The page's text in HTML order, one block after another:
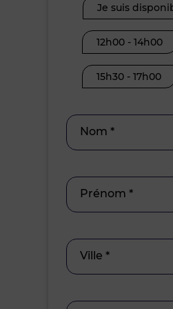
Je suis
12h00 - 14h00
15h30 - 17h00
Nom *
Prénom *
Ville *